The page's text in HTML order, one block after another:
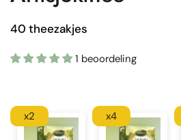
40 theezakjes
1 beoordeling
x2 x4